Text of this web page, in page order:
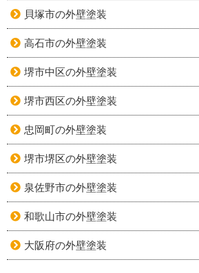
貝塚市の外壁塗装
高石市の外壁塗装
堺市中区の外壁塗装
堺市西区の外壁塗装
忠岡町の外壁塗装
堺市堺区の外壁塗装
泉佐野市の外壁塗装
和歌山市の外壁塗装
大阪府の外壁塗装